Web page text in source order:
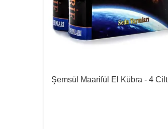
Şemsül Maarifül El Kübra - 4 Cilt